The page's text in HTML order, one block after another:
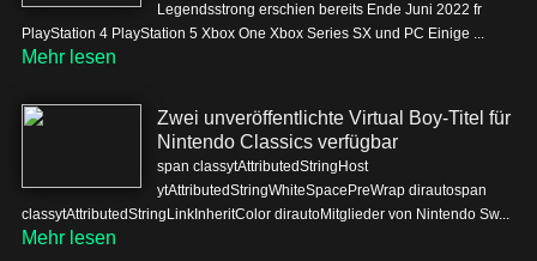
Legendsstrong erschien bereits Ende Juni 2022 fr
PlayStation 4 PlayStation 5 Xbox One Xbox Series SX und PC Einige ...
Mehr lesen
Zwei unveröffentlichte Virtual Boy-Titel für
Nintendo Classics verfügbar
span classytAttributedStringHost
ytAttributedStringWhiteSpacePreWrap dirautospan
classytAttributedStringLinkInheritColor dirautoMitglieder von Nintendo Sw...
Mehr lesen